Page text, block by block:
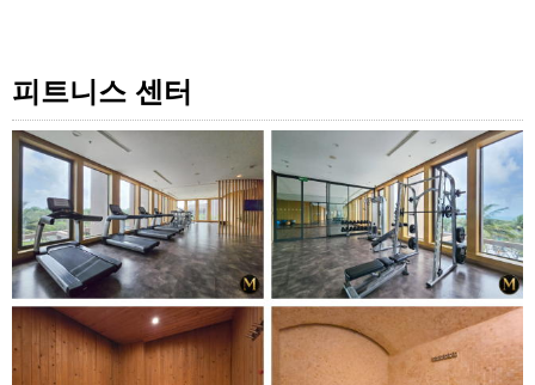
피트니스 센터